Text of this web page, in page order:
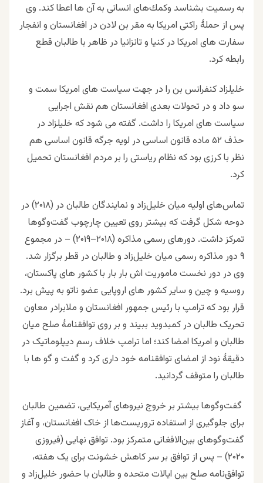
به رسمیت بشناسد وكمك‌های انسانی به آن ‌ها اعطا كند. وی
پس از حملۀ راکتی امریکا به مقر بن لادن در افغانستان و انفجار
سفارت های امریکا در کنیا و تانزانیا در ظاهر با طالبان قطع
رابطه کرد.
خلیلزاد کنفرانس بن را در جهت سیاست های امریکا سمت و
سو داد و در تحولات بعدی افغانستان هم نقش اجرایی
سیاست های امریکا را داشت. گفته می شود که خلیلزاد در
حذف ۵۲ ماده قانون اساسی در لویه جرگه قانون اساسی هم
نظر با کرزی بود که نظام ریاستی را بر مردم افغانستان تحمیل
کرد.
تماس‌های اولیه میان خلیل‌زاد و نمایندگان طالبان در (۲۰۱۸) در
دوحه شکل گرفت که بیشتر روی تعیین چارچوب گفت‌وگوها
تمرکز داشت. دورهای رسمی مذاکره (۲۰۱۸–۲۰۱۹) – در مجموع
۹ دور مذاکره رسمی میان خلیل‌زاد و طالبان در قطر برگزار شد.
وی در دور نخست ماموریت اش بار بار با کشور های پاکستان،
روسیه و چین و سایر کشور های اروپایی عضو ناتو به پیش برد.
قرار بود که ترامپ با رئیس جمهور افغانستان و ملابرادر معاون
تحریک طالبان در کمبدوید ببیند و بر روی توافقنامۀ صلح میان
طالبان و امریکا امضا کند؛ اما ترامپ خلاف رسم دیپلوماتیک در
دقیقۀ نود از امضای توافقنامه خود داری کرد و گفت و گو ها با
طالبان را متوقف گردانید.
گفت‌وگوها بیشتر بر خروج نیروهای آمریکایی، تضمین طالبان
برای جلوگیری از استفاده تروریست‌ها از خاک افغانستان، و آغاز
گفت‌وگوهای بین‌الافغانی متمرکز بود. توافق نهایی (فیروزی
۲۰۲۰) – پس از توافق بر سر کاهش خشونت برای یک هفته،
توافق‌نامه صلح بین ایالات متحده و طالبان با حضور خلیل‌زاد و